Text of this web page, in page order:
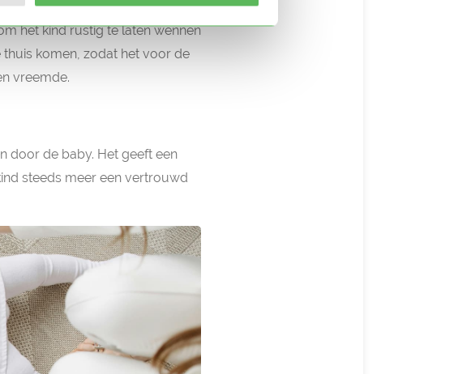
het kind rustig te laten wennen
komen, zodat het voor de
vreemde.
door de baby. Het geeft een
steeds meer een vertrouwd